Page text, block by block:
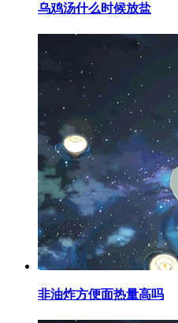
​乌鸡汤什么时候放盐
​非油炸方便面热量高吗